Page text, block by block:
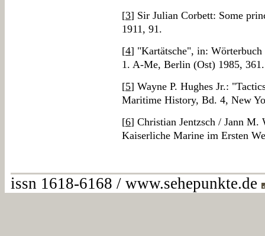
[3] Sir Julian Corbett: Some
1911, 91.
[4] "Kartätsche", in:
1. A-Me, Berlin (Ost) 1985, 361.
[5] Wayne P. Hughes Jr.:
Maritime History, Bd. 4, New
[6] Christian Jentzsch / Jann
Kaiserliche Marine im Ersten
issn 1618-6168 / www.sehepunkte.de